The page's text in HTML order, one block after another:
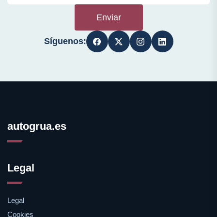
Enviar
Síguenos:
autogrua.es
Legal
Legal
Cookies